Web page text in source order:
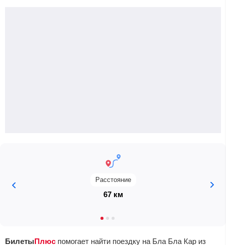
Расстояние
67 км
БилетыПлюс помогает найти поездку на Бла Бла Кар из